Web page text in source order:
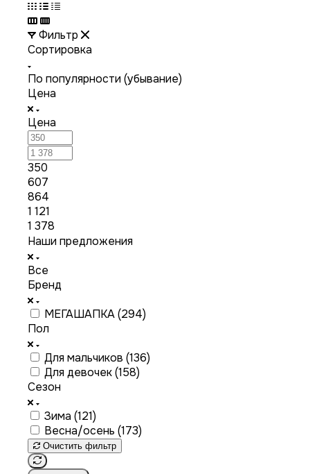
Фильтр
Сортировка
По популярности (убывание)
Цена
Цена
350
607
864
1 121
1 378
Наши предложения
Все
Бренд
МЕГАШАПКА (294)
Пол
Для мальчиков (136)
Для девочек (158)
Сезон
Зима (121)
Весна/осень (173)
Очистить фильтр